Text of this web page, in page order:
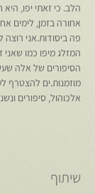
הלב. כי זאתי יפו, היא
אחורה בזמן, לימים
פה ביסודות.אני
המזלג מיפו כמו
הסיפורים של אלה
מוזמנות.ים להצטרף
אלכוהול, סיפורים
שיתוף